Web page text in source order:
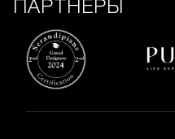
ПАРТНЕРЫ